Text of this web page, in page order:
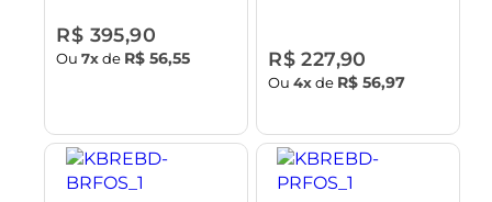
R$ 395,90
Ou7xde R$ 56,55 R$ 227,90
Ou4xde R$ 56,97